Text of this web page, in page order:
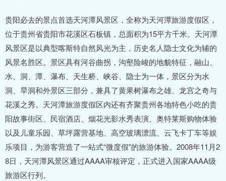
贵阳必去的景点首选天河潭风景区，全称为天河潭旅游度假区，
位于贵州省贵阳市花溪区石板镇，总面积为15平方千米。天河潭
风景区是以典型喀斯特自然风光为主，历史名人隐士文化为辅的
风景名胜区。景区具有河谷曲拐，沟壑险峻的地貌特征，融山、
水、洞、潭、瀑布、天生桥、峡谷、隐士为一体，景区分为水
洞、旱洞和外景区三部分，兼具了黄果树瀑布之雄、龙宫之奇与
花溪之秀。天河潭旅游度假区内还有齐聚贵州各地特色小吃的贵
阳故事街区、民宿酒店、烟花光影水秀表演、奥特莱斯购物体验
以及儿童乐园、草坪露营基地、高空玻璃漂流、云飞卡丁车等娱
乐项目，为游客营造了一站式“微度假”的旅游体验。2008年11月2
8日，天河潭风景区通过AAAA审核评定，正式进入国家AAAA级
旅游区行列。